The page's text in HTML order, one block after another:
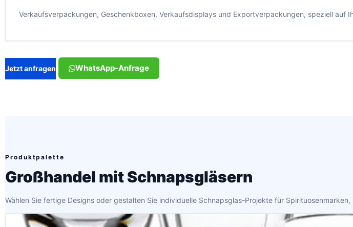
Verkaufsverpackungen, Geschenkboxen, Verkaufsdisplays und Exportverpackungen, speziell auf
Jetzt anfragen WhatsApp-Anfrage
Produktpalette
Großhandel mit Schnapsgläsern
Wählen Sie fertige Designs oder gestalten Sie individuelle Schnapsglas-Projekte für